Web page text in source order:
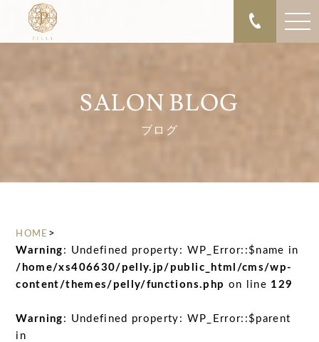
SALON BLOG
ブログ
HOME >
Warning : Undefined property: WP_Error::$name in
/home/xs406630/pelly.jp/public_html/cms/wp-
content/themes/pelly/functions.php on line 129
Warning : Undefined property: WP_Error::$parent
in